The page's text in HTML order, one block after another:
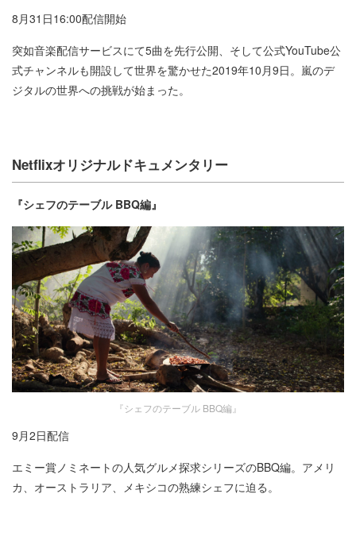
8月31日16:00配信開始
突如音楽配信サービスにて5曲を先行公開、そして公式YouTube公
式チャンネルも開設して世界を驚かせた2019年10月9日。嵐のデ
ジタルの世界への挑戦が始まった。
Netflixオリジナルドキュメンタリー
『シェフのテーブル BBQ編』
『シェフのテーブル BBQ編』
9月2日配信
エミー賞ノミネートの人気グルメ探求シリーズのBBQ編。アメリ
カ、オーストラリア、メキシコの熟練シェフに迫る。